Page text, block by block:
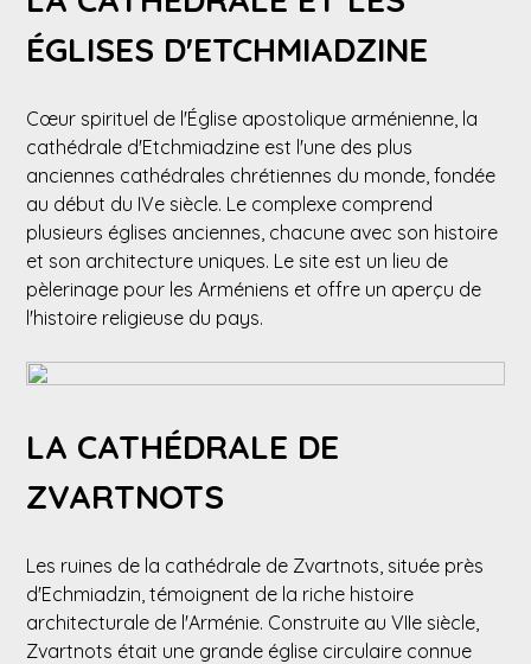
ÉGLISES D'ETCHMIADZINE
Cœur spirituel de l'Église apostolique arménienne, la
cathédrale d'Etchmiadzine est l'une des plus
anciennes cathédrales chrétiennes du monde, fondée
au début du IVe siècle. Le complexe comprend
plusieurs églises anciennes, chacune avec son histoire
et son architecture uniques. Le site est un lieu de
pèlerinage pour les Arméniens et offre un aperçu de
l'histoire religieuse du pays.
LA CATHÉDRALE DE
ZVARTNOTS
Les ruines de la cathédrale de Zvartnots, située près
d'Echmiadzin, témoignent de la riche histoire
architecturale de l'Arménie. Construite au VIIe siècle,
Zvartnots était une grande église circulaire connue